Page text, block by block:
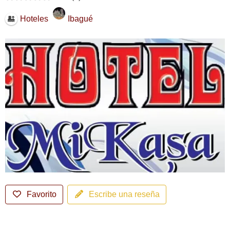
Hoteles Ibagué
Favorito Escribe una reseña